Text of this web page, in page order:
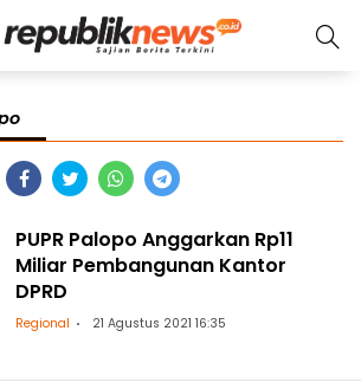
PUPR Palopo Anggarkan Rp11
Miliar Pembangunan Kantor
DPRD
Regional 21 Agustus 2021 16:35